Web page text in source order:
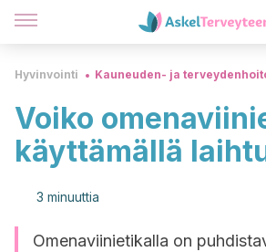
Hyvinvointi Kauneuden- ja
Voiko
käyttämällä
3 minuuttia
Omenaviinietikalla on